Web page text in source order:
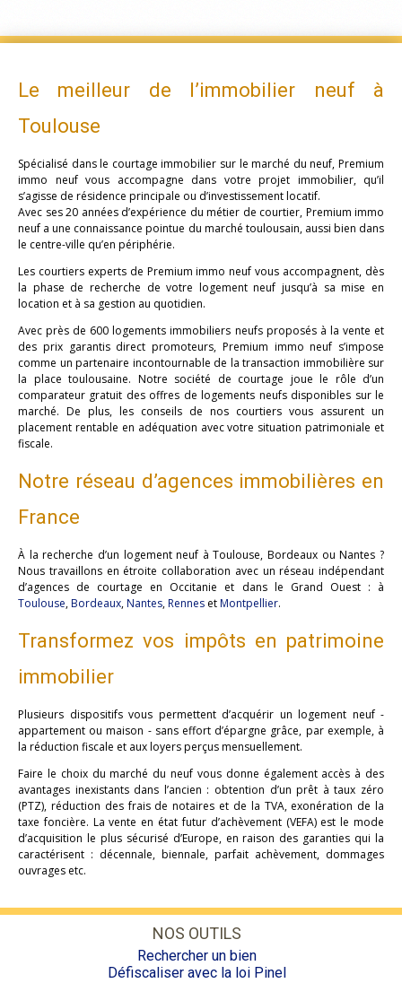
Le meilleur de l’immobilier neuf à
Toulouse
Spécialisé dans le courtage immobilier sur le marché du neuf, Premium
immo neuf vous accompagne dans votre projet immobilier, qu’il
s’agisse de résidence principale ou d’investissement locatif.
Avec ses 20 années d’expérience du métier de courtier, Premium immo
neuf a une connaissance pointue du marché toulousain, aussi bien dans
le centre-ville qu’en périphérie.
Les courtiers experts de Premium immo neuf vous accompagnent, dès
la phase de recherche de votre logement neuf jusqu’à sa mise en
location et à sa gestion au quotidien.
Avec près de 600 logements immobiliers neufs proposés à la vente et
des prix garantis direct promoteurs, Premium immo neuf s’impose
comme un partenaire incontournable de la transaction immobilière sur
la place toulousaine. Notre société de courtage joue le rôle d’un
comparateur gratuit des offres de logements neufs disponibles sur le
marché. De plus, les conseils de nos courtiers vous assurent un
placement rentable en adéquation avec votre situation patrimoniale et
fiscale.
Notre réseau d’agences immobilières en
France
À la recherche d’un logement neuf à Toulouse, Bordeaux ou Nantes ?
Nous travaillons en étroite collaboration avec un réseau indépendant
d’agences de courtage en Occitanie et dans le Grand Ouest : à
Toulouse,Bordeaux,Nantes,Rennes etMontpellier.
Transformez vos impôts en patrimoine
immobilier
Plusieurs dispositifs vous permettent d’acquérir un logement neuf -
appartement ou maison - sans effort d’épargne grâce, par exemple, à
la réduction fiscale et aux loyers perçus mensuellement.
Faire le choix du marché du neuf vous donne également accès à des
avantages inexistants dans l’ancien : obtention d’un prêt à taux zéro
(PTZ), réduction des frais de notaires et de la TVA, exonération de la
taxe foncière. La vente en état futur d’achèvement (VEFA) est le mode
d’acquisition le plus sécurisé d’Europe, en raison des garanties qui la
caractérisent : décennale, biennale, parfait achèvement, dommages
ouvrages etc.
NOS OUTILS
Rechercher un bien
Défiscaliser avec la loi Pinel